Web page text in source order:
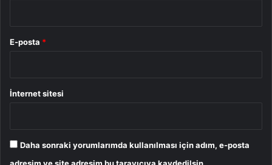
E-posta *
İnternet sitesi
Daha sonraki yorumlarımda kullanılması için adım, e-posta